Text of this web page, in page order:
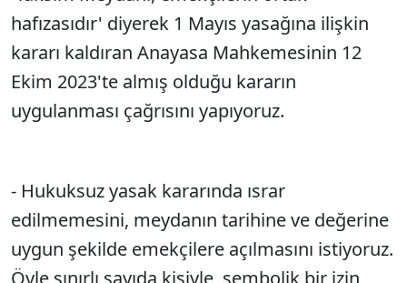
hafızasıdır' diyerek 1 Mayıs yasağına ilişkin
kararı kaldıran Anayasa Mahkemesinin 12
Ekim 2023'te almış olduğu kararın
uygulanması çağrısını yapıyoruz.
- Hukuksuz yasak kararında ısrar
edilmemesini, meydanın tarihine ve değerine
uygun şekilde emekçilere açılmasını istiyoruz.
Öyle sınırlı sayıda kişiyle, sembolik bir izin